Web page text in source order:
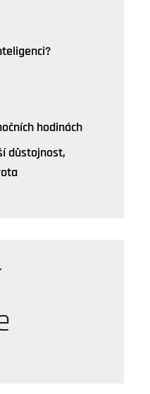
hodinách
důstojnost,